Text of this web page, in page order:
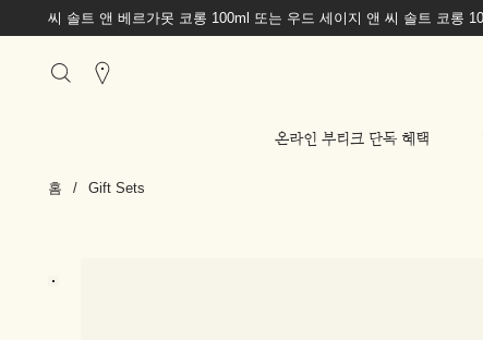
씨 솔트 앤 베르가못 코롱 100ml 또는 우드 세이지 앤 씨 솔트 코롱
온라인 부티크 단독 혜택
Stores
홈 / Gift Sets